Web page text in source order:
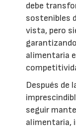
debe
sostenibles
vista, pero
alimentaria
Después de
seguir
alimentaria,